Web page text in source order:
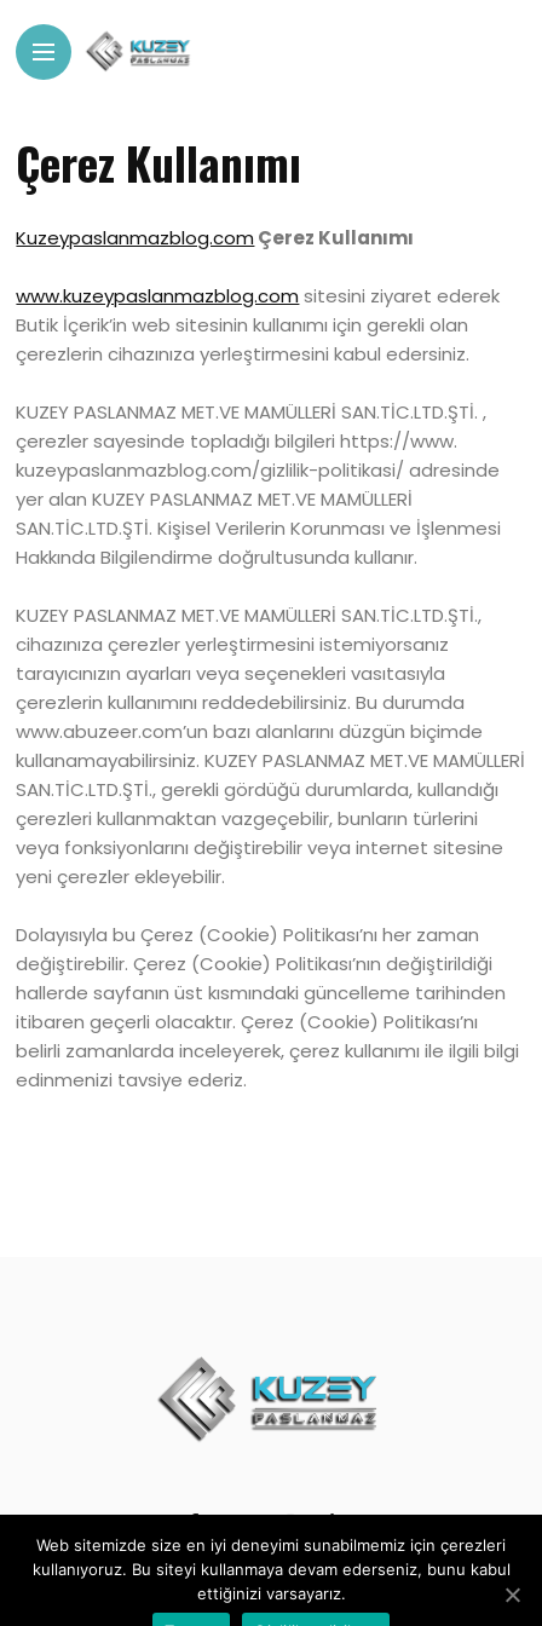
Çerez Kullanımı
Kuzeypaslanmazblog.com Çerez Kullanımı
www.kuzeypaslanmazblog.com sitesini ziyaret ederek
Butik İçerik’in web sitesinin kullanımı için gerekli olan
çerezlerin cihazınıza yerleştirmesini kabul edersiniz.
KUZEY PASLANMAZ MET.VE MAMÜLLERİ SAN.TİC.LTD.ŞTİ. ,
çerezler sayesinde topladığı bilgileri https://www.
kuzeypaslanmazblog.com/gizlilik-politikasi/ adresinde
yer alan KUZEY PASLANMAZ MET.VE MAMÜLLERİ
SAN.TİC.LTD.ŞTİ. Kişisel Verilerin Korunması ve İşlenmesi
Hakkında Bilgilendirme doğrultusunda kullanır.
KUZEY PASLANMAZ MET.VE MAMÜLLERİ SAN.TİC.LTD.ŞTİ.,
cihazınıza çerezler yerleştirmesini istemiyorsanız
tarayıcınızın ayarları veya seçenekleri vasıtasıyla
çerezlerin kullanımını reddedebilirsiniz. Bu durumda
www.abuzeer.com’un bazı alanlarını düzgün biçimde
kullanamayabilirsiniz. KUZEY PASLANMAZ MET.VE MAMÜLLERİ
SAN.TİC.LTD.ŞTİ., gerekli gördüğü durumlarda, kullandığı
çerezleri kullanmaktan vazgeçebilir, bunların türlerini
veya fonksiyonlarını değiştirebilir veya internet sitesine
yeni çerezler ekleyebilir.
Dolayısıyla bu Çerez (Cookie) Politikası’nı her zaman
değiştirebilir. Çerez (Cookie) Politikası’nın değiştirildiği
hallerde sayfanın üst kısmındaki güncelleme tarihinden
itibaren geçerli olacaktır. Çerez (Cookie) Politikası’nı
belirli zamanlarda inceleyerek, çerez kullanımı ile ilgili bilgi
edinmenizi tavsiye ederiz.
Kuzey Paslanmaz– LLC SOFT - Her hakkı saklıdır.
Web sitemizde size en iyi deneyimi sunabilmemiz için çerezleri
kullanıyoruz. Bu siteyi kullanmaya devam ederseniz, bunu kabul
ettiğinizi varsayarız.